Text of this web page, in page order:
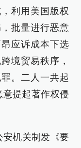
利用美国版权
批量进行恶意
应诉成本下选
境贸易秩序，
。二人一共起
提起著作权侵
安机关制发《要